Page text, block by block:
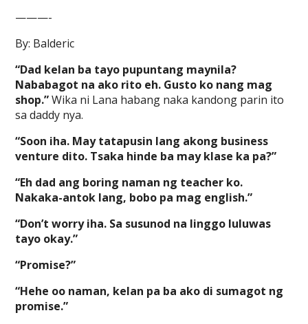
———-
By: Balderic
“Dad kelan ba tayo pupuntang maynila?
Nababagot na ako rito eh. Gusto ko nang mag
shop.”Wika ni Lana habang naka kandong parin ito
sa daddy nya.
“Soon iha. May tatapusin lang akong business
venture dito. Tsaka hinde ba may klase ka pa?”
“Eh dad ang boring naman ng teacher ko.
Nakaka-antok lang, bobo pa mag english.”
“Don’t worry iha. Sa susunod na linggo luluwas
tayo okay.”
“Promise?”
“Hehe oo naman, kelan pa ba ako di sumagot ng
promise.”